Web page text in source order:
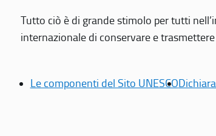
Tutto ciò è di grande stimolo per tutti
internazionale di conservare e
Le componenti del Sito UNESCO